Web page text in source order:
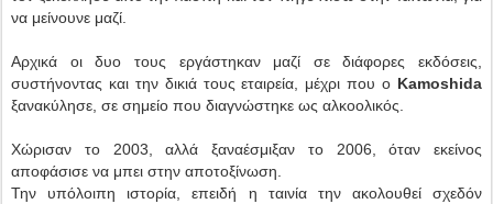
να μείνουνε μαζί.
Αρχικά οι δυο τους εργάστηκαν μαζί σε διάφορες εκδόσεις,
συστήνοντας και την δικιά τους εταιρεία, μέχρι που ο Kamoshida
ξανακύλησε, σε σημείο που διαγνώστηκε ως αλκοολικός.
Χώρισαν το 2003, αλλά ξαναέσμιξαν το 2006, όταν εκείνος
αποφάσισε να μπει στην αποτοξίνωση.
Την υπόλοιπη ιστορία, επειδή η ταινία την ακολουθεί σχεδόν